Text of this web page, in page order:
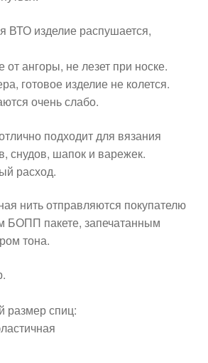
ВТО изделие распушается,
от ангоры, не лезет при носке.
готовое изделие не колется.
очень слабо.
подходит для вязания
снудов, шапок и варежек.
расход.
нить отправляются покупателю
БОПП пакете, запечатанным
тона.
размер спиц: